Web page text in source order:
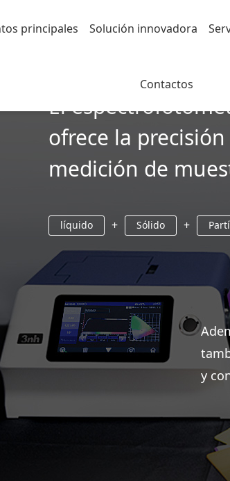
principales Solución innovadora
Contactos
El
ofrece la
medición de
líquido + Sólido +
y